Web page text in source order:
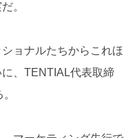
。
ョナルたちからこれほ
、TENTIAL代表取締